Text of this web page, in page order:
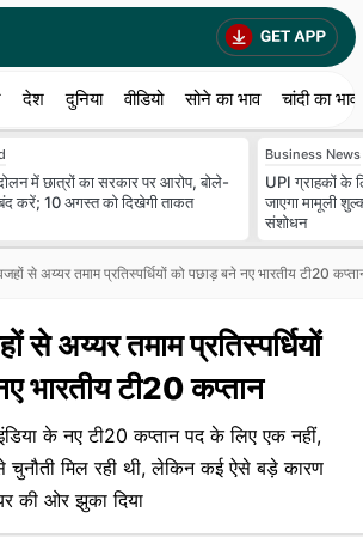
देश दुनिया वीडियो सोने का भाव चांदी का भाव
में छात्रों का सरकार पर आरोप, बोले-
करें; 10 अगस्त को दिखेगी ताकत
Business News
UPI ग्राहकों के
जाएगा मामूली
संशोधन
से अय्यर तमाम प्रतिस्पर्धियों को पछाड़ बने नए भारतीय टी20
से अय्यर तमाम प्रतिस्पर्धियों
भारतीय टी20 कप्तान
के नए टी20 कप्तान पद के लिए एक नहीं,
चुनौती मिल रही थी, लेकिन कई ऐसे बड़े कारण
की ओर झुका दिया